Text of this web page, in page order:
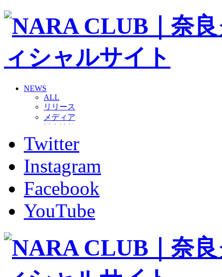
NEWS
ALL
リリース
メディア
グッズ
ファンコミュニティ
ホームタウン
コラム
その他
TEAM
2026/27トップチーム
2026/27トップチームスタッフ
バモス
チアダンススクール
ボランティアチーム「volundeer」
ビクトリーロード
Twitter
Instagram
Facebook
YouTube